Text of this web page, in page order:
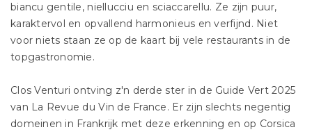
biancu gentile, niellucciu en sciaccarellu. Ze zijn puur,
karaktervol en opvallend harmonieus en verfijnd. Niet
voor niets staan ze op de kaart bij vele restaurants in de
topgastronomie.
Clos Venturi ontving z'n derde ster in de Guide Vert 2025
van La Revue du Vin de France. Er zijn slechts negentig
domeinen in Frankrijk met deze erkenning en op Corsica